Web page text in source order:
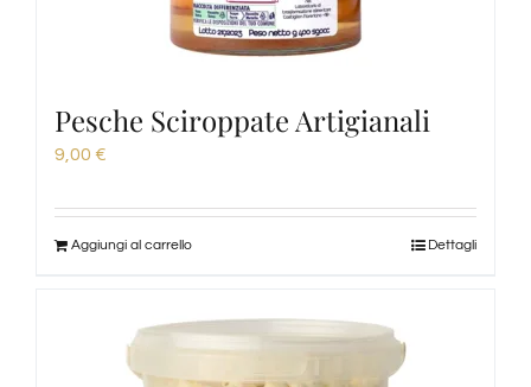
Pesche Sciroppate Artigianali
9,00 €
Aggiungi al carrello Dettagli